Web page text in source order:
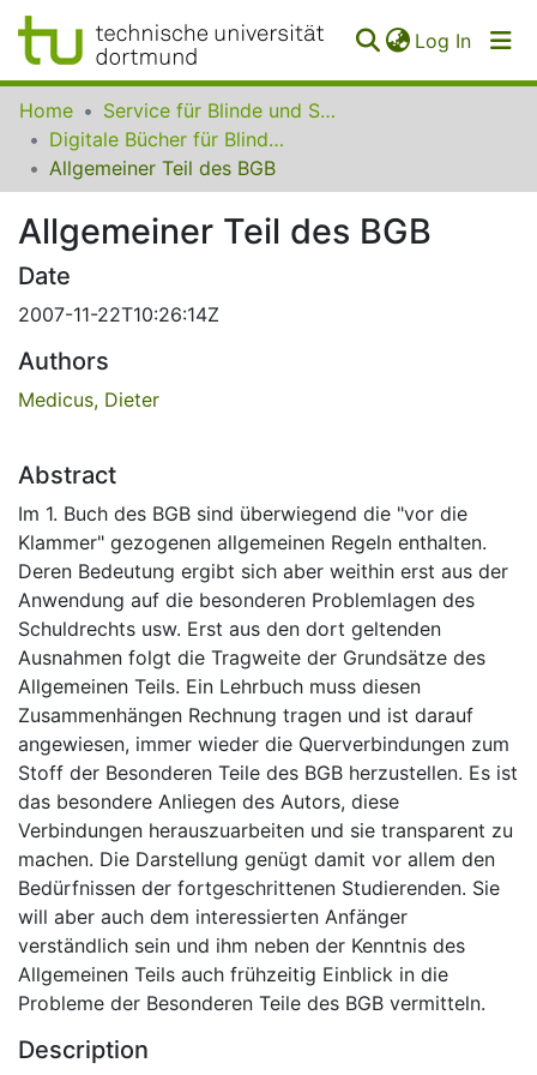
Log In
Communities
Collections
FAQ
Home
Service für Blinde und Sehbehinderte der UB Dortmund
Digitale Bücher für Blinde und Sehbehinderte
Allgemeiner Teil des BGB
Allgemeiner Teil des BGB
Date
2007-11-22T10:26:14Z
Authors
Medicus, Dieter
Abstract
Im 1. Buch des BGB sind überwiegend die "vor die
Klammer" gezogenen allgemeinen Regeln enthalten.
Deren Bedeutung ergibt sich aber weithin erst aus der
Anwendung auf die besonderen Problemlagen des
Schuldrechts usw. Erst aus den dort geltenden
Ausnahmen folgt die Tragweite der Grundsätze des
Allgemeinen Teils. Ein Lehrbuch muss diesen
Zusammenhängen Rechnung tragen und ist darauf
angewiesen, immer wieder die Querverbindungen zum
Stoff der Besonderen Teile des BGB herzustellen. Es ist
das besondere Anliegen des Autors, diese
Verbindungen herauszuarbeiten und sie transparent zu
machen. Die Darstellung genügt damit vor allem den
Bedürfnissen der fortgeschrittenen Studierenden. Sie
will aber auch dem interessierten Anfänger
verständlich sein und ihm neben der Kenntnis des
Allgemeinen Teils auch frühzeitig Einblick in die
Probleme der Besonderen Teile des BGB vermitteln.
Description